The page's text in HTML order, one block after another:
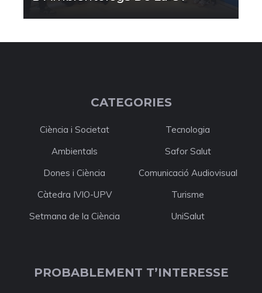
CATEGORIES
Ciència i Societat
Tecnologia
Ambientals
Safor Salut
Dones i Ciència
Comunicació Audiovisual
Càtedra IVIO-UPV
Turisme
Setmana de la Ciència
UniSalut
PROBABLEMENT T’INTERESSE